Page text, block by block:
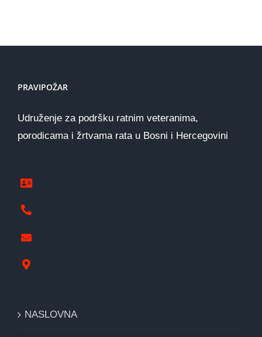
PRAVIPOŽAR
Udruženje za podršku ratnim veteranima,
porodicama i žrtvama rata u Bosni i Hercegovini
NASLOVNA